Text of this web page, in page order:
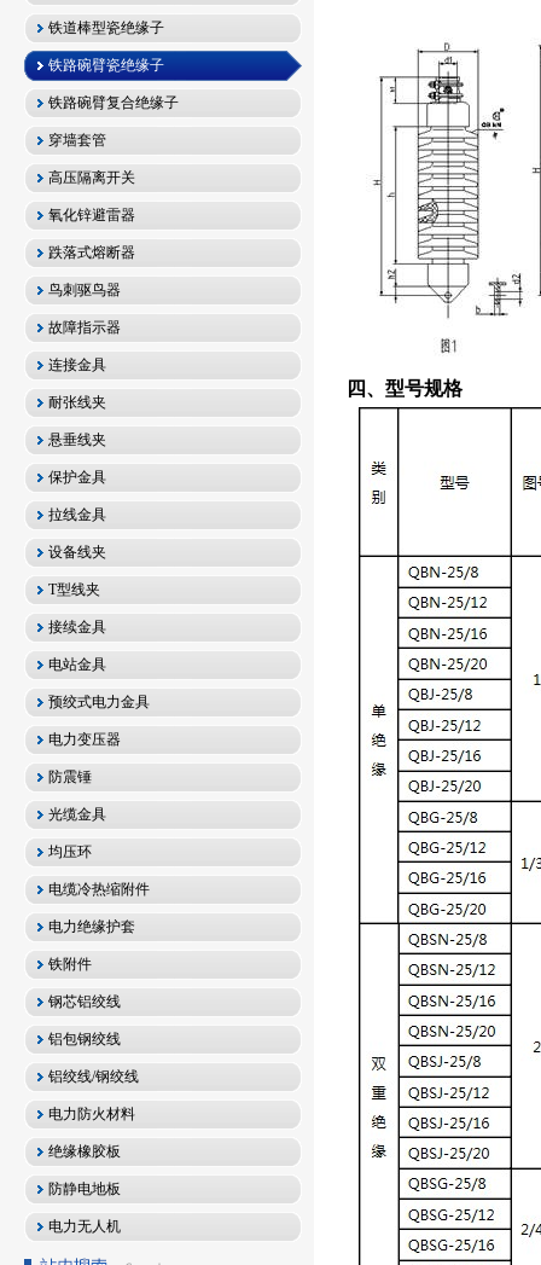
铁道棒型瓷绝缘子
铁路碗臂瓷绝缘子
铁路碗臂复合绝缘子
穿墙套管
高压隔离开关
氧化锌避雷器
跌落式熔断器
鸟刺驱鸟器
故障指示器
连接金具
耐张线夹
悬垂线夹
保护金具
拉线金具
设备线夹
T型线夹
接续金具
电站金具
预绞式电力金具
电力变压器
防震锤
光缆金具
均压环
电缆冷热缩附件
电力绝缘护套
铁附件
钢芯铝绞线
铝包钢绞线
铝绞线/钢绞线
电力防火材料
绝缘橡胶板
防静电地板
电力无人机
四、型号规格